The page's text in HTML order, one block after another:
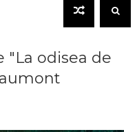
"La odisea de